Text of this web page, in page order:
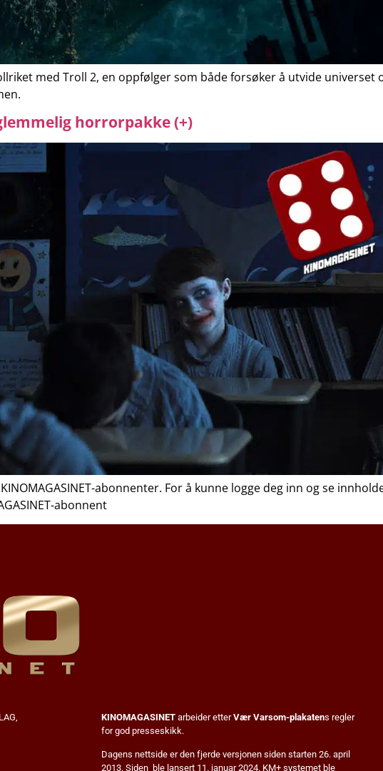
med Troll 2, en oppfølger som både forsøker å utvide universet
horrorpakke (+)
abonnenter. For å kunne logge deg inn og se
abonnent
KINOMAGASINETarbeider etterVær Varsom-plakatens regler
for god presseskikk.
Dagens nettside er den fjerde versjonen siden starten 26. april
2013. Siden ble lansert 11. januar 2024. KM+ systemet ble